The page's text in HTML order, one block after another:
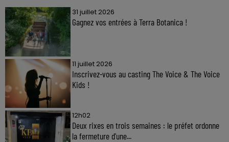
31 juillet 2026
Gagnez vos entrées à Terra Botanica !
11 juillet 2026
Inscrivez-vous au casting The Voice & The Voice
Kids !
12h02
Deux rixes en trois semaines : le préfet ordonne
la fermeture d'une...